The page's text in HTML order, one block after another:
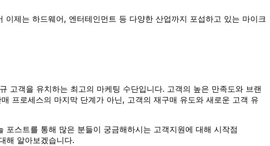
제는 하드웨어, 엔터테인먼트 등 다양한 산업까지 포섭하고 있는 마이크
고객을 유치하는 최고의 마케팅 수단입니다. 고객의 높은 만족도와 브랜
프로세스의 마지막 단계가 아닌, 고객의 재구매 유도와 새로운 고객 유
스트를 통해 많은 분들이 궁금해하시는 고객지원에 대해 시작점
해 알아보겠습니다.